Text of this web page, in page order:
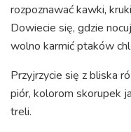
rozpoznawać kawki,
Dowiecie się, gdzie
wolno karmić ptaków
Przyjrzycie się z bliska
piór, kolorom skorupek
treli.